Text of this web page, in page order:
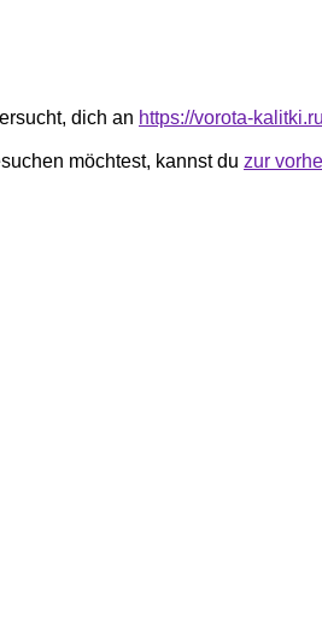
dich an https://vorota-
möchtest, kannst du zur